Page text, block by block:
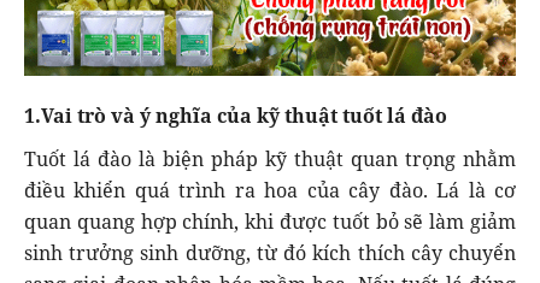
1.Vai trò và ý nghĩa của kỹ thuật tuốt lá đào
Tuốt lá đào là biện pháp kỹ thuật quan trọng nhằm
điều khiển quá trình ra hoa của cây đào. Lá là cơ
quan quang hợp chính, khi được tuốt bỏ sẽ làm giảm
sinh trưởng sinh dưỡng, từ đó kích thích cây chuyển